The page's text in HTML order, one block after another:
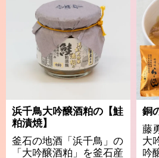
浜千鳥大吟醸酒粕の【鮭
粕漬焼】
釜石の地酒「浜千鳥」の
「大吟醸酒粕」を釜石産
銅
藤
大
吟